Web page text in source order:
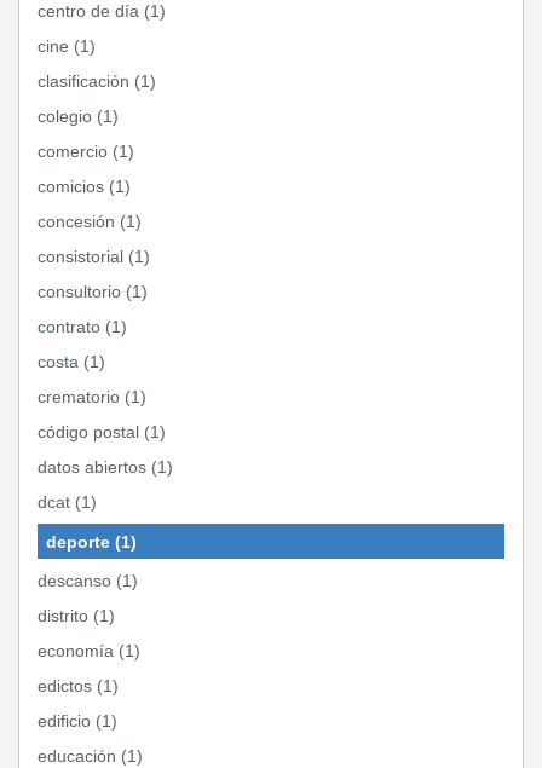
centro de día (1)
cine (1)
clasificación (1)
colegio (1)
comercio (1)
comicios (1)
concesión (1)
consistorial (1)
consultorio (1)
contrato (1)
costa (1)
crematorio (1)
código postal (1)
datos abiertos (1)
dcat (1)
deporte (1)
descanso (1)
distrito (1)
economía (1)
edictos (1)
edificio (1)
educación (1)